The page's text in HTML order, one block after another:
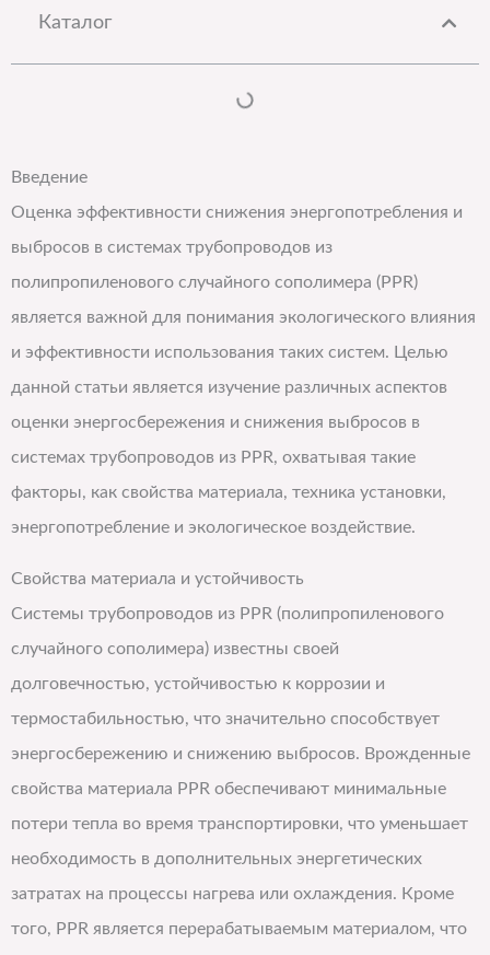
Каталог
Введение
Оценка эффективности снижения энергопотребления и
выбросов в системах трубопроводов из
полипропиленового случайного сополимера (PPR)
является важной для понимания экологического влияния
и эффективности использования таких систем. Целью
данной статьи является изучение различных аспектов
оценки энергосбережения и снижения выбросов в
системах трубопроводов из PPR, охватывая такие
факторы, как свойства материала, техника установки,
энергопотребление и экологическое воздействие.
Свойства материала и устойчивость
Системы трубопроводов из PPR (полипропиленового
случайного сополимера) известны своей
долговечностью, устойчивостью к коррозии и
термостабильностью, что значительно способствует
энергосбережению и снижению выбросов. Врожденные
свойства материала PPR обеспечивают минимальные
потери тепла во время транспортировки, что уменьшает
необходимость в дополнительных энергетических
затратах на процессы нагрева или охлаждения. Кроме
того, PPR является перерабатываемым материалом, что